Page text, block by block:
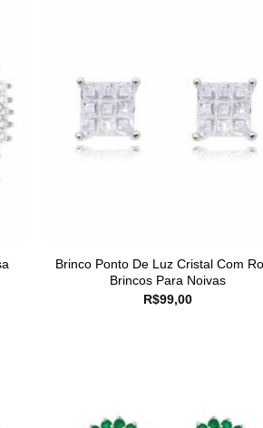
Brinco Ponto De Luz Cristal Com
Brincos Para Noivas
R$99,00